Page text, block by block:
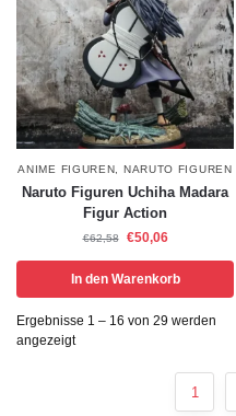
ANIME FIGUREN NARUTO FIGUREN
Naruto Figuren Uchiha Madara
Figur Action
€62,58 €50,06
In den Warenkorb
Ergebnisse 1 – 16 von 29 werden
angezeigt
1